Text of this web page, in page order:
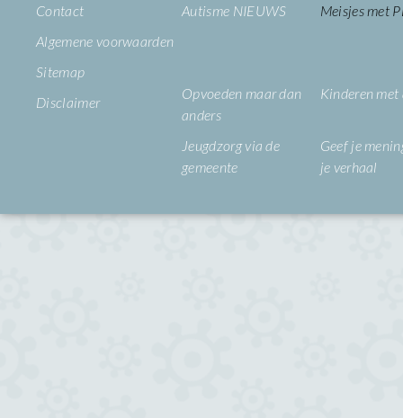
Contact
Algemene voorwaarden
Sitemap
Disclaimer
Autisme NIEUWS Meisjes met
Opvoeden maar dan
anders
Kinderen
Jeugdzorg via de
gemeente
Geef je
je verhaal